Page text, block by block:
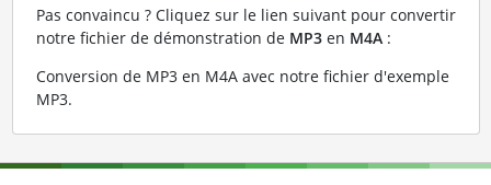
Pas convaincu ? Cliquez sur le lien suivant pour convertir
notre fichier de démonstration de MP3en M4A:
Conversion de MP3 en M4A avec notre fichier d'exemple
MP3.